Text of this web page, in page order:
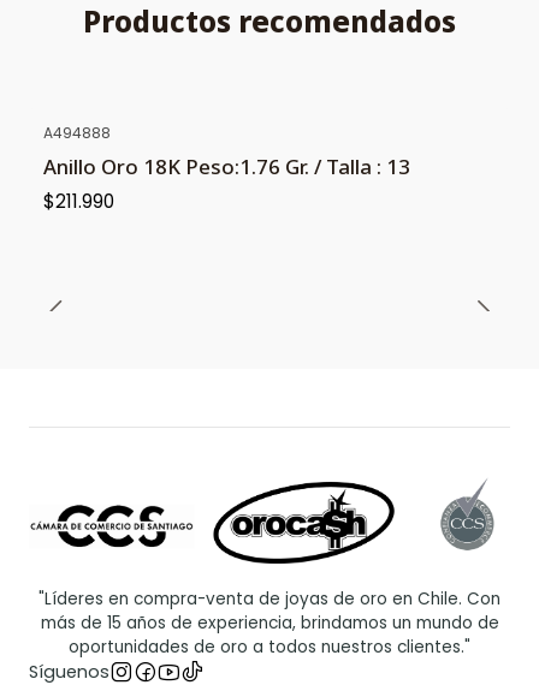
Productos recomendados
A494888
Anillo Oro 18K Peso:1.76 Gr. / Talla : 13
$211.990
"Líderes en compra-venta de joyas de oro en Chile. Con
más de 15 años de experiencia, brindamos un mundo de
oportunidades de oro a todos nuestros clientes."
Síguenos